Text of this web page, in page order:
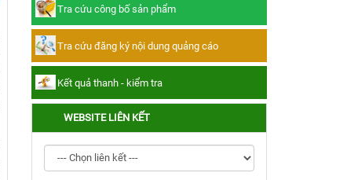
Tra cứu đăng ký nội dung quảng cáo
Kết quả thanh - kiểm tra
Tra cứu công bố sản phẩm
Tra cứu đăng ký nội dung quảng cáo
Kết quả thanh - kiểm tra
WEBSITE LIÊN KẾT